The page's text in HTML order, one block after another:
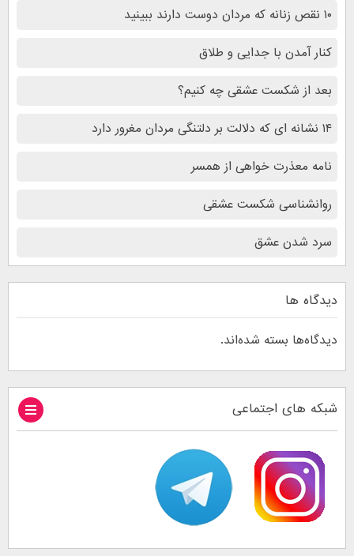
۱۰ نقص زنانه که مردان دوست دارند ببینید
کنار آمدن با جدایی و طلاق
بعد از شکست عشقی چه کنیم؟
۱۴ نشانه ای که دلالت بر دلتنگی مردان مغرور دارد
نامه معذرت خواهی از همسر
روانشناسی شکست عشقی
سرد شدن عشق
دیدگاه ها
دیدگاه‌ها بسته شده‌اند.
شبکه های اجتماعی